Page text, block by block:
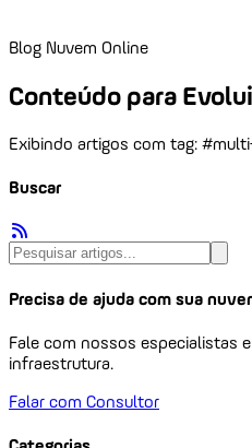
Blog Nuvem Online
Conteúdo para
Exibindo artigos com tag:
Buscar
Precisa de ajuda com sua
Fale com nossos especialistas
infraestrutura.
Falar com Consultor